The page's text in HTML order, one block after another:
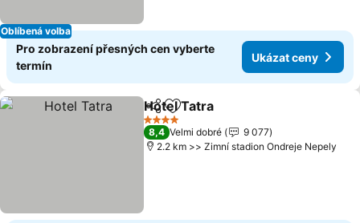
Oblíbená volba
Pro zobrazení přesných cen vyberte
termín
Ukázat ceny
SdíletPřidat na seznam oblíbených
Hotel Tatra
4 Počet hvězdiček
8,4 Velmi dobré
9 077
2.2 km >> Zimní stadion Ondreje Nepely